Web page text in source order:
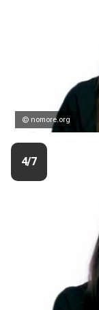
© nomore.org
4/7